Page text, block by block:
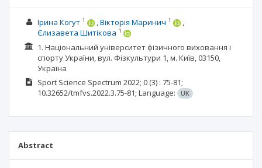
Ірина Когут1 Вікторія Маринич 1
Єлизавета Шитікова 1
1. Національний університет фізичного виховання і
спорту України, вул. Фізкультури 1, м. Київ, 03150,
Україна
Sport Science Spectrum 2022; 0(3) : 75-81;
10.32652/tmfvs.2022.3.75-81; Language: UK
Abstract